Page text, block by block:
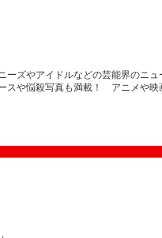
ーズやアイドルなどの芸能界のニ
スや悩殺写真も満載！ アニメや映